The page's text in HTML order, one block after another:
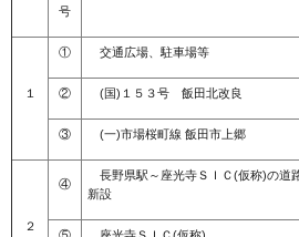
号
１
① 交通広場、駐車場等
② (国)１５３号 飯田北改良
③ (一)市場桜町線 飯田市上郷
２
④
長野県駅～座光寺ＳＩＣ(仮称)の道
新設